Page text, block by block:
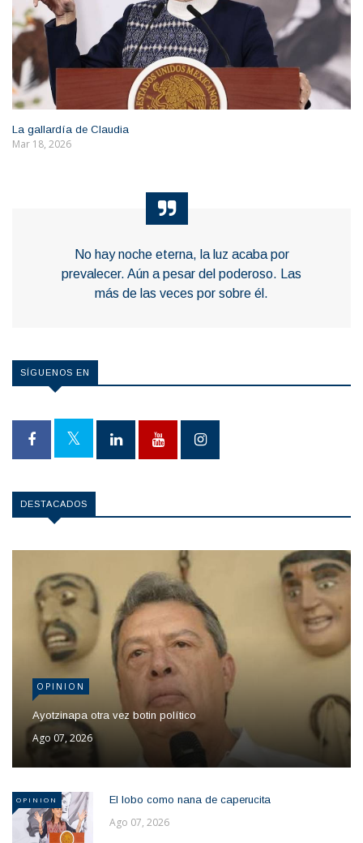
La gallardía de Claudia
Mar 18, 2026
No hay noche eterna, la luz acaba por
prevalecer. Aún a pesar del poderoso. Las
más de las veces por sobre él.
SÍGUENOS EN
DESTACADOS
OPINION
Ayotzinapa otra vez botin político
Ago 07, 2026
OPINION El lobo como nana de caperucita
Ago 07, 2026